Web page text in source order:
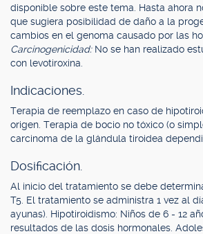
disponible sobre este tema. Hasta ahora
que sugiera posibilidad de daño a la
cambios en el genoma causado por las
Carcinogenicidad: No se han realizado
con levotiroxina.
Indicaciones.
Terapia de reemplazo en caso de
origen. Terapia de bocio no tóxico (o
carcinoma de la glándula tiroidea
Dosificación.
Al inicio del tratamiento se debe
T5. El tratamiento se administra 1 vez al
ayunas). Hipotiroidismo: Niños de 6 - 12
resultados de las dosis hormonales.